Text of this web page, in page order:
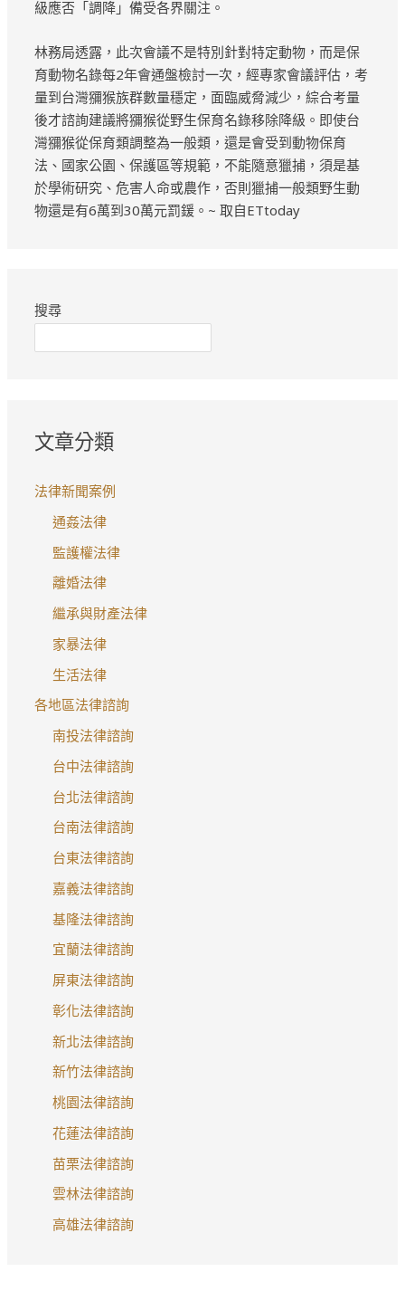
級應否「調降」備受各界關注。
林務局透露，此次會議不是特別針對特定動物，而是保
育動物名錄每2年會通盤檢討一次，經專家會議評估，考
量到台灣獼猴族群數量穩定，面臨威脅減少，綜合考量
後才諮詢建議將獼猴從野生保育名錄移除降級。即使台
灣獼猴從保育類調整為一般類，還是會受到動物保育
法、國家公園、保護區等規範，不能隨意獵捕，須是基
於學術研究、危害人命或農作，否則獵捕一般類野生動
物還是有6萬到30萬元罰鍰。~ 取自ETtoday
搜尋
文章分類
法律新聞案例
通姦法律
監護權法律
離婚法律
繼承與財產法律
家暴法律
生活法律
各地區法律諮詢
南投法律諮詢
台中法律諮詢
台北法律諮詢
台南法律諮詢
台東法律諮詢
嘉義法律諮詢
基隆法律諮詢
宜蘭法律諮詢
屏東法律諮詢
彰化法律諮詢
新北法律諮詢
新竹法律諮詢
桃園法律諮詢
花蓮法律諮詢
苗栗法律諮詢
雲林法律諮詢
高雄法律諮詢